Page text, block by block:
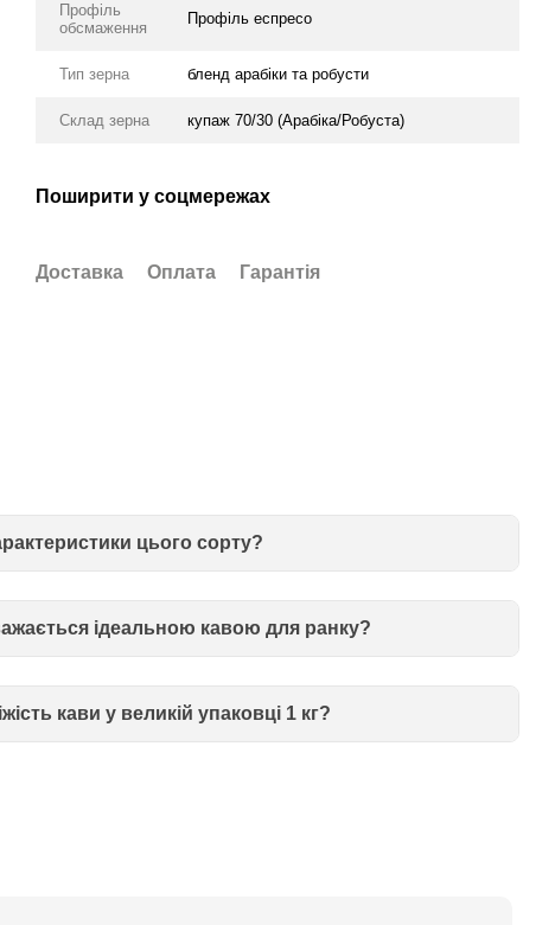
Профіль
обсмаження
Профіль еспресо
Тип зерна бленд арабіки та робусти
Склад зерна купаж 70/30 (Арабіка/Робуста)
Поширити у соцмережах
Доставка Оплата Гарантія
цього сорту?
ідеальною кавою для ранку?
кави у великій упаковці 1 кг?